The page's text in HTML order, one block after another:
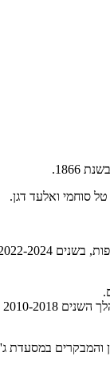
סוחמי ואלעד דגן.